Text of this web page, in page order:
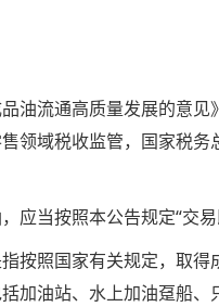
油流通高质量发展的意
领域税收监管，国家税
当按照本公告规定“交易
照国家有关规定，取得
加油站、水上加油趸船、